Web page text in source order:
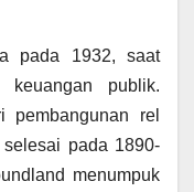
pada 1932, saat
keuangan publik.
pembangunan rel
pada 1890-
menumpuk